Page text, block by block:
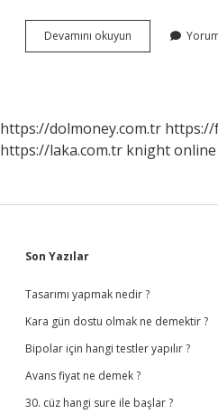
Devamını okuyun
Hangi
https://dolmoney.com.tr https://
https://laka.com.tr knight online
Sidebar
Son Yazılar
Tasarımı yapmak nedir ?
Kara gün dostu olmak ne demektir ?
Bipolar için hangi testler yapılır ?
Avans fiyat ne demek ?
30. cüz hangi sure ile başlar ?